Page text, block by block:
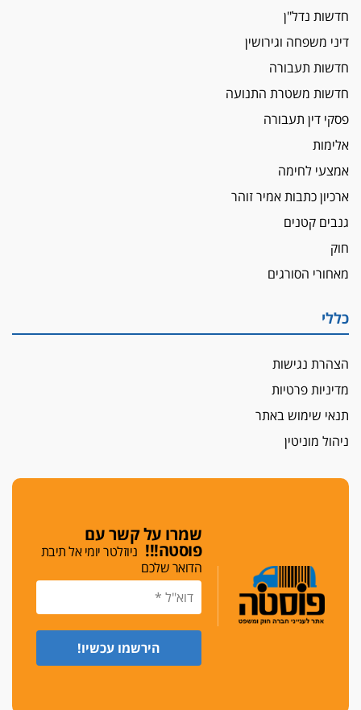
חדשות נדל"ן
דיני משפחה וגירושין
חדשות תעבורה
חדשות משטרת התנועה
פסקי דין תעבורה
אלימות
אמצעי לחימה
ארכיון כתבות אמיר זוהר
גנבים קטנים
חוק
מאחורי הסורגים
כללי
הצהרת נגישות
מדיניות פרטיות
תנאי שימוש באתר
ניהול מוניטין
שמרו על קשר עם
פוסטה!!! ניוזלטר יומי אל תיבת
הדואר שלכם